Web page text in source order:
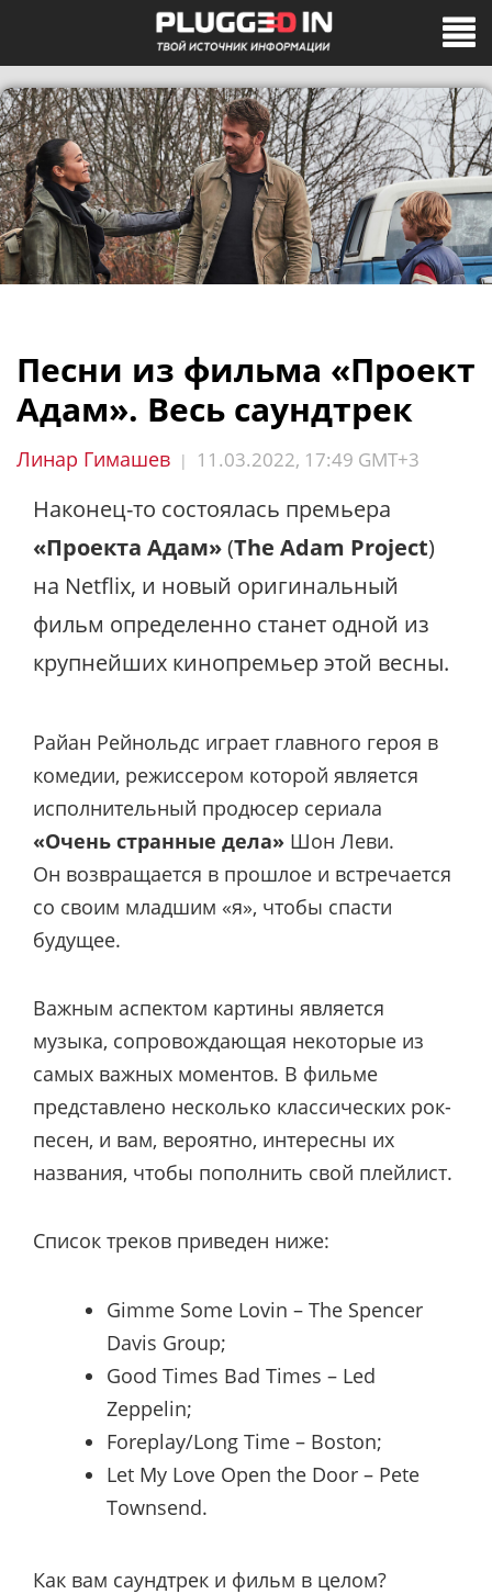
Песни из фильма «Проект
Адам». Весь саундтрек
Линар Гимашев | 11.03.2022, 17:49 GMT+3
Наконец-то состоялась премьера
«Проекта Адам»(The Adam Project)
на Netflix, и новый оригинальный
фильм определенно станет одной из
крупнейших кинопремьер этой весны.
Райан Рейнольдс играет главного героя в
комедии, режиссером которой является
исполнительный продюсер сериала
«Очень странные дела» Шон Леви.
Он возвращается в прошлое и встречается
со своим младшим «я», чтобы спасти
будущее.
Важным аспектом картины является
музыка, сопровождающая некоторые из
самых важных моментов. В фильме
представлено несколько классических рок-
песен, и вам, вероятно, интересны их
названия, чтобы пополнить свой плейлист.
Список треков приведен ниже:
Gimme Some Lovin – The Spencer
Davis Group;
Good Times Bad Times – Led
Zeppelin;
Foreplay/Long Time – Boston;
Let My Love Open the Door – Pete
Townsend.
Как вам саундтрек и фильм в целом?